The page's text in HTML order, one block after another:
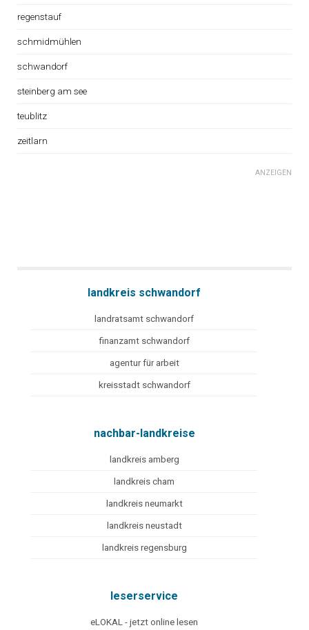
regenstauf
schmidmühlen
schwandorf
steinberg am see
teublitz
zeitlarn
ANZEIGEN
landkreis schwandorf
landratsamt schwandorf
finanzamt schwandorf
agentur für arbeit
kreisstadt schwandorf
nachbar-landkreise
landkreis amberg
landkreis cham
landkreis neumarkt
landkreis neustadt
landkreis regensburg
leserservice
eLOKAL - jetzt online lesen